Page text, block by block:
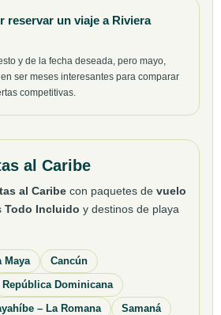
reservar un viaje a Riviera
y de la fecha deseada, pero mayo,
ser meses interesantes para comparar
competitivas.
al Caribe
al Caribe con paquetes de vuelo
Todo Incluido y destinos de playa
Maya
Cancún
República Dominicana
– La Romana
Samaná